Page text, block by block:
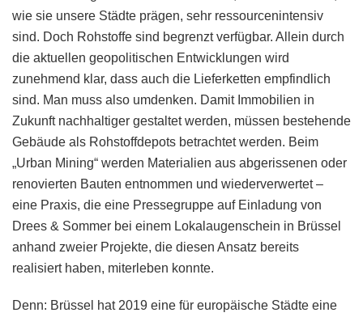
wie sie unsere Städte prägen, sehr ressourcenintensiv
sind. Doch Rohstoffe sind begrenzt verfügbar. Allein durch
die aktuellen geopolitischen Entwicklungen wird
zunehmend klar, dass auch die Lieferketten empfindlich
sind. Man muss also umdenken. Damit Immobilien in
Zukunft nachhaltiger gestaltet werden, müssen bestehende
Gebäude als Rohstoffdepots betrachtet werden. Beim
„Urban Mining“ werden Materialien aus abgerissenen oder
renovierten Bauten entnommen und wiederverwertet –
eine Praxis, die eine Pressegruppe auf Einladung von
Drees & Sommer bei einem Lokalaugenschein in Brüssel
anhand zweier Projekte, die diesen Ansatz bereits
realisiert haben, miterleben konnte.
Denn: Brüssel hat 2019 eine für europäische Städte eine